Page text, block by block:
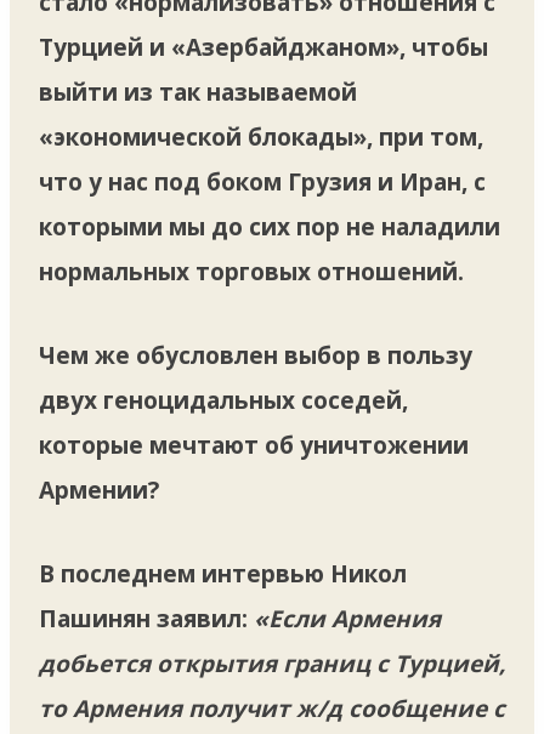
Турцией и «Азербайджаном», чтобы
выйти из так называемой
«экономической блокады», при том,
что у нас под боком Грузия и Иран, с
которыми мы до сих пор не наладили
нормальных торговых отношений.
Чем же обусловлен выбор в пользу
двух геноцидальных соседей,
которые мечтают об уничтожении
Армении?
В последнем интервью Никол
Пашинян заявил: «Если Армения
добьется открытия границ с Турцией,
то Армения получит ж/д сообщение с